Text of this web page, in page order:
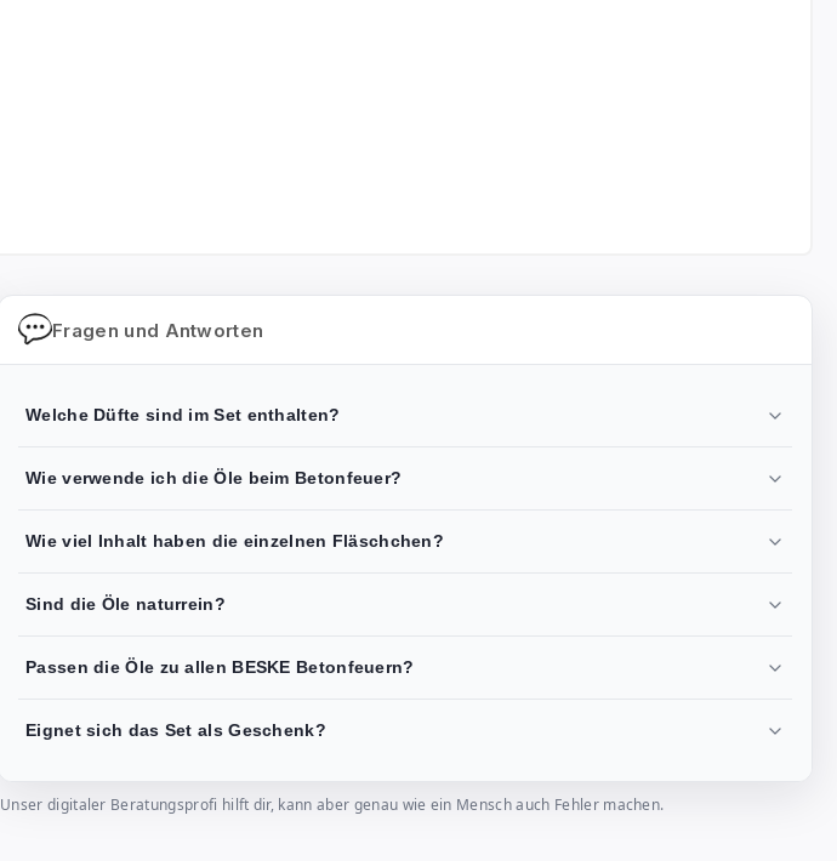
Fragen und Antworten
Welche Düfte sind im Set enthalten?
Wie verwende ich die Öle beim Betonfeuer?
Wie viel Inhalt haben die einzelnen Fläschchen?
Sind die Öle naturrein?
Passen die Öle zu allen BESKE Betonfeuern?
Eignet sich das Set als Geschenk?
Unser digitaler Beratungsprofi hilft dir, kann aber genau wie ein Mensch auch Fehler machen.